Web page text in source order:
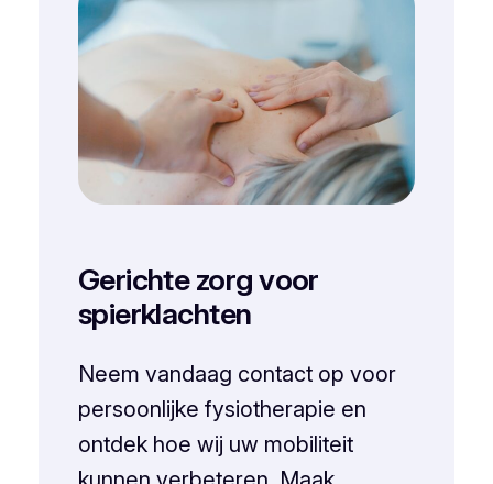
Gerichte zorg voor
spierklachten
Neem vandaag contact op voor
persoonlijke fysiotherapie en
ontdek hoe wij uw mobiliteit